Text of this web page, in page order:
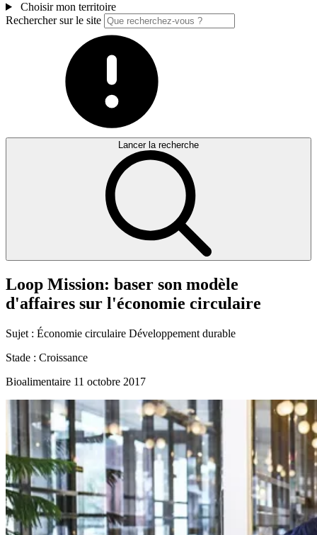
Choisir mon territoire
Rechercher sur le site
Lancer la recherche
Loop Mission: baser son modèle
d'affaires sur l'économie circulaire
Sujet : Économie circulaire Développement durable
Stade : Croissance
Bioalimentaire 11 octobre 2017